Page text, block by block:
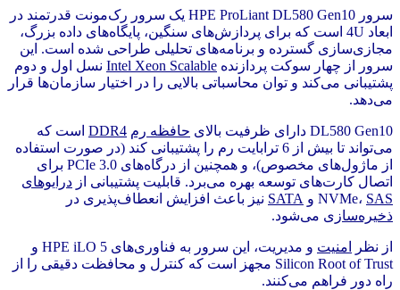
سرور HPE ProLiant DL580 Gen10 یک سرور رک‌مونت قدرتمند در
ابعاد 4U است که برای پردازش‌های سنگین، پایگاه‌های داده بزرگ،
مجازی‌سازی گسترده و برنامه‌های تحلیلی طراحی شده است. این
سرور از چهار سوکت پردازنده Intel Xeon Scalable نسل اول و دوم
پشتیبانی می‌کند و توان محاسباتی بالایی را در اختیار سازمان‌ها قرار
می‌دهد.
DL580 Gen10 دارای ظرفیت بالای حافظه رم DDR4 است که
می‌تواند تا بیش از 6 ترابایت رم را پشتیبانی کند (در صورت استفاده
از ماژول‌های مخصوص)، و همچنین از درگاه‌های PCIe 3.0 برای
اتصال کارت‌های توسعه بهره می‌برد. قابلیت پشتیبانی از درایوهای
NVMe، SAS و SATA نیز باعث افزایش انعطاف‌پذیری در
ذخیره‌سازی می‌شود.
از نظر امنیت
و مدیریت، این سرور به فناوری‌های HPE iLO 5 و
Silicon Root of Trust مجهز است که کنترل و محافظت دقیقی را از
راه دور فراهم می‌کنند.